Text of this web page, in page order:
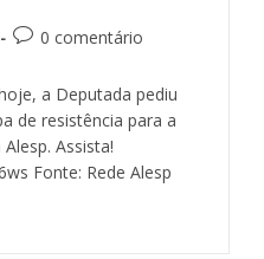
0 comentário
a Deputada pediu
de resistência para a
Assista!
Fonte: Rede Alesp